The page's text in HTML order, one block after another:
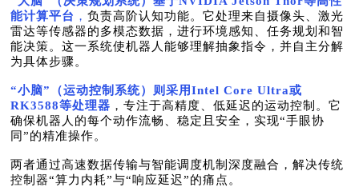
能计算平台 ， 负责高阶认知功能。它处理来自摄像头、激光
雷达等传感器的多模态数据，进行环境感知、任务规划和智
能决策。这一系统使机器人能够理解抽象指令，并自主分解
为具体步骤。
“小脑”（运动控制系统）则采用Intel Core Ultra或
RK3588等处理器 ，专注于高精度、低延迟的运动控制。它
确保机器人的每个动作流畅、稳定且安全，实现“手眼协
同”的精准操作。
两者通过高速数据传输与智能调度机制深度融合，解决传统
控制器“算力内耗”与“响应延迟”的痛点。